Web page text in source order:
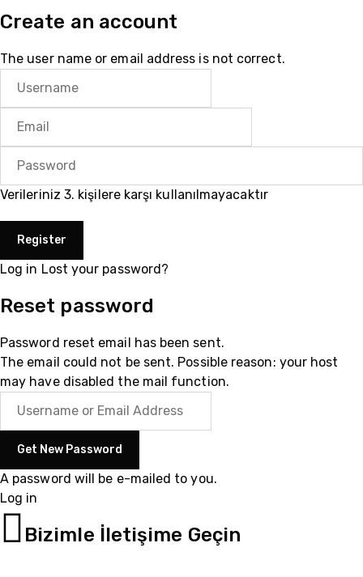
Create an account
The user name or email address is not correct.
Verileriniz 3. kişilere karşı kullanılmayacaktır
Log in Lost your password?
Reset password
Password reset email has been sent.
The email could not be sent. Possible reason: your host
may have disabled the mail function.
A password will be e-mailed to you.
Log in
Bizimle İletişime Geçin